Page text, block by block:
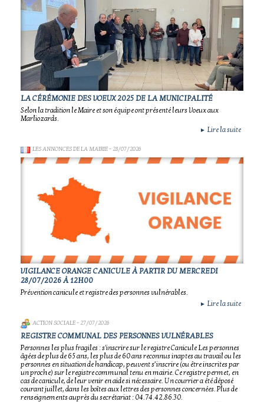
LA CÉRÉMONIE DES VOEUX 2025 DE LA MUNICIPALITÉ
Selon la tradition le Maire et son équipe ont présenté leurs Voeux aux
Marliozards.
► Lire la suite
LES ANNONCES DE LA MAIRIE- 28/07/2026
VIGILANCE ORANGE CANICULE À PARTIR DU MERCREDI
28/07/2026 À 12H00
Prévention canicule et registre des personnes vulnérables.
► Lire la suite
ACTION SOCIALE- 27/07/2026
REGISTRE COMMUNAL DES PERSONNES VULNÉRABLES
Personnes les plus fragiles : s'inscrire sur le registre Canicule Les personnes
âgées de plus de 65 ans, les plus de 60 ans reconnus inaptes au travail ou les
personnes en situation de handicap, peuvent s’inscrire (ou être inscrites par
un proche) sur le registre communal tenu en mairie. Ce registre permet, en
cas de canicule, de leur venir en aide si nécessaire. Un courrier a été déposé
courant juillet, dans les boîtes aux lettres des personnes concernées. Plus de
renseignements auprès du secrétariat : 04.74.42.86.30.